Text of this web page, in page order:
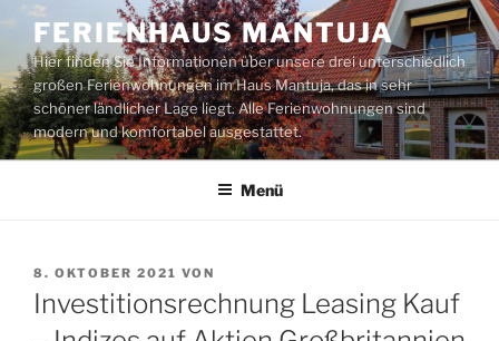
Zum
Inhalt
springen
FERIENHAUS MANTUJA
Hier finden Sie Informationen über unsere drei unterschiedlich
großen Ferienwohnungen im Haus Mantuja, das in sehr
schöner ländlicher Lage liegt. Alle Ferienwohnungen sind
modern und komfortabel ausgestattet.
Menü
VERÖFFENTLICHT
AM
8. OKTOBER 2021 VON
Investitionsrechnung Leasing Kauf